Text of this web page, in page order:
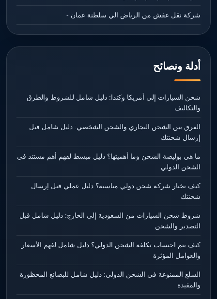
شركة نقل عفش من الرياض الي سلطنة عمان -
أدلة ونصائح
شحن السيارات إلى أمريكا وكندا: دليل شامل للشروط والطرق
والتكاليف
الفرق بين الشحن التجاري والشحن الشخصي: دليل شامل قبل
إرسال شحنتك
ما هي بوليصة الشحن وما أهميتها؟ دليل مبسط لفهم أهم مستند في
الشحن الدولي
كيف تختار شركة شحن دولي مناسبة؟ دليل عملي قبل إرسال
شحنتك
شروط شحن السيارات من السعودية إلى الخارج: دليل شامل قبل
التصدير والشحن
كيف يتم احتساب تكلفة الشحن الدولي؟ دليل شامل لفهم الأسعار
والعوامل المؤثرة
السلع الممنوعة في الشحن الدولي: دليل شامل للبضائع المحظورة
والمقيدة